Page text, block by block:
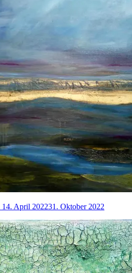
14. April 202231. Oktober 2022